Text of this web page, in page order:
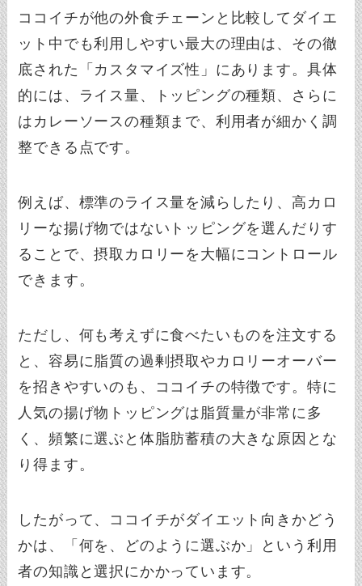
ココイチが他の外食チェーンと比較してダイエ
ット中でも利用しやすい最大の理由は、その徹
底された「カスタマイズ性」にあります。具体
的には、ライス量、トッピングの種類、さらに
はカレーソースの種類まで、利用者が細かく調
整できる点です。
例えば、標準のライス量を減らしたり、高カロ
リーな揚げ物ではないトッピングを選んだりす
ることで、摂取カロリーを大幅にコントロール
できます。
ただし、何も考えずに食べたいものを注文する
と、容易に脂質の過剰摂取やカロリーオーバー
を招きやすいのも、ココイチの特徴です。特に
人気の揚げ物トッピングは脂質量が非常に多
く、頻繁に選ぶと体脂肪蓄積の大きな原因とな
り得ます。
したがって、ココイチがダイエット向きかどう
かは、「何を、どのように選ぶか」という利用
者の知識と選択にかかっています。